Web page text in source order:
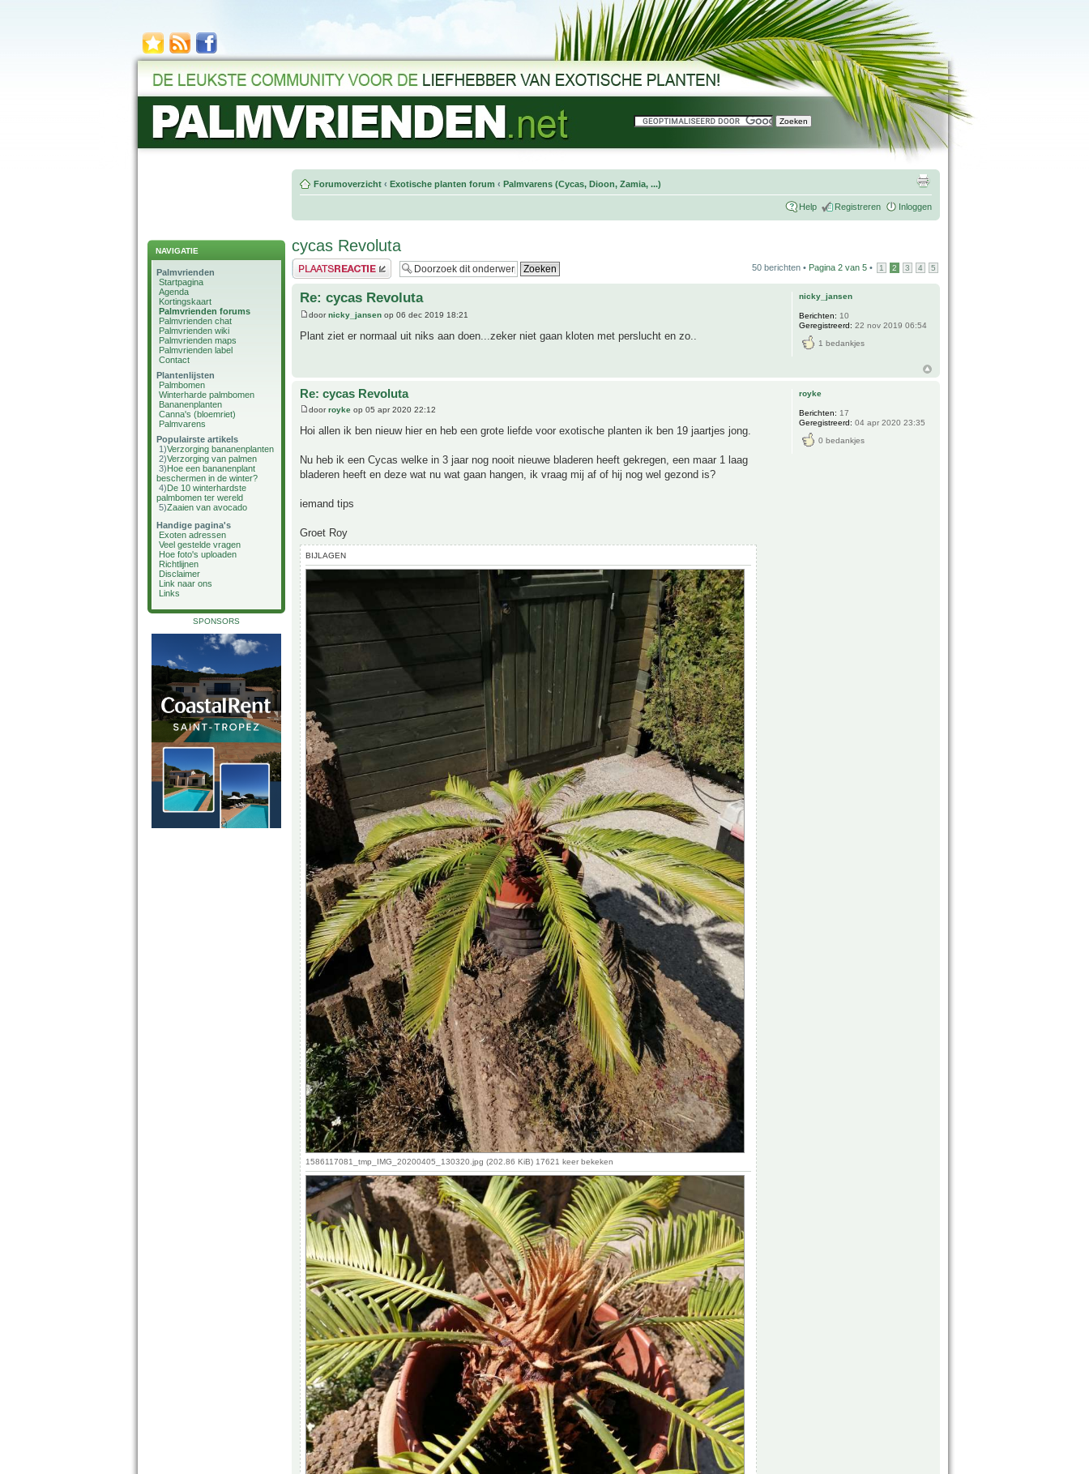
NAVIGATIE
Palmvrienden
Startpagina
Agenda
Kortingskaart
Palmvrienden forums
Palmvrienden chat
Palmvrienden wiki
Palmvrienden maps
Palmvrienden label
Contact
Plantenlijsten
Palmbomen
Winterharde palmbomen
Bananenplanten
Canna's (bloemriet)
Palmvarens
Populairste artikels
1)Verzorging bananenplanten
2)Verzorging van palmen
3)Hoe een bananenplant
beschermen in de winter?
4)De 10 winterhardste
palmbomen ter wereld
5)Zaaien van avocado
Handige pagina's
Exoten adressen
Veel gestelde vragen
Hoe foto's uploaden
Richtlijnen
Disclaimer
Link naar ons
Links
SPONSORS
Forumoverzicht ‹ Exotische planten forum ‹ Palmvarens (Cycas, Dioon, Zamia, ...)
Help Registreren Inloggen
cycas Revoluta
Plaats een reactie 50 berichten • Pagina 2 van 5 • 1 2 3 4 5
Re: cycas Revoluta
doornicky_jansen op 06 dec 2019 18:21
Plant ziet er normaal uit niks aan doen...zeker niet gaan kloten met perslucht en zo..
nicky_jansen
Berichten: 10
Geregistreerd: 22 nov 2019 06:54
1 bedankjes
Re: cycas Revoluta
doorroyke op 05 apr 2020 22:12
Hoi allen ik ben nieuw hier en heb een grote liefde voor exotische planten ik ben 19 jaartjes jong.
Nu heb ik een Cycas welke in 3 jaar nog nooit nieuwe bladeren heeft gekregen, een maar 1 laag
bladeren heeft en deze wat nu wat gaan hangen, ik vraag mij af of hij nog wel gezond is?
iemand tips
Groet Roy
BIJLAGEN
1586117081_tmp_IMG_20200405_130320.jpg (202.86 KiB) 17621 keer bekeken
royke
Berichten: 17
Geregistreerd: 04 apr 2020 23:35
0 bedankjes